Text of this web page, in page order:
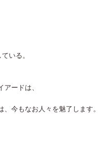
いる。
ードは、
今もなお人々を魅了します。